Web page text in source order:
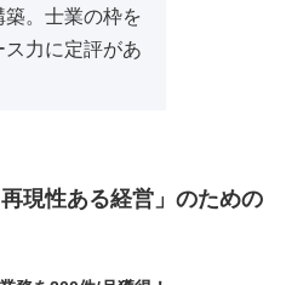
。士業の枠を
力に定評があ
現性ある経営」のための